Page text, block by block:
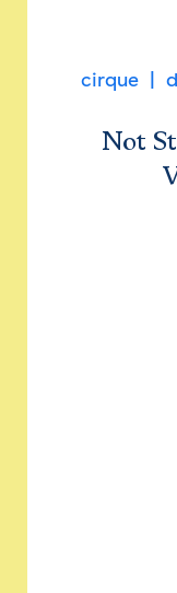
cirque
Not